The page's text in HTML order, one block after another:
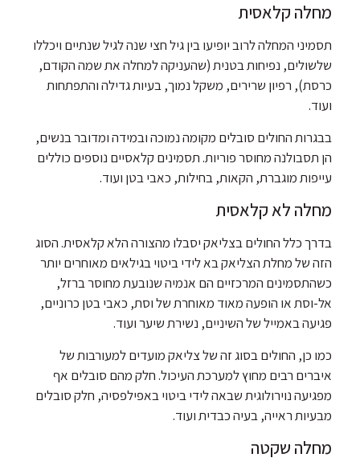
מחלה קלאסית
תסמיני המחלה לרוב יופיעו בין גיל חצי שנה לגיל שנתיים ויכללו
שלשולים, נפיחות בטנית (שהעניקה למחלה את שמה הקודם,
כרסת), רפיון שרירים, משקל נמוך, בעיות גדילה והתפתחות
ועוד.
בבגרות החולים סובלים מקומה נמוכה ובמידה ומדובר בנשים,
הן תסבולנה מחוסר פוריות. תסמינים קלאסיים נוספים כוללים
עייפות מוגברת, הקאות, בחילות, כאבי בטן ועוד.
מחלה לא קלאסית
בדרך כלל החולים בצליאק יסבלו מהצורה הלא קלאסית. הסוג
הזה של מחלת הצליאק בא לידי ביטוי בגילאים מאוחרים יותר
כשהתסמינים המרכזיים הם אנמיה שנובעת מחוסר ברזל,
אל-וסת או הופעה מאוד מאוחרת של וסת, כאבי בטן כרוניים,
פגיעה באמייל של השיניים, נשירת שיער ועוד.
כמו כן, החולים בסוג זה של צליאק מועדים למעורבות של
איברים רבים מחוץ למערכת העיכול. חלק מהם סובלים אף
מפגיעה נוירולוגית שבאה לידי ביטוי באפילפסיה, חלק סובלים
מבעיות ראייה, בעיה כבדית ועוד.
מחלה שקטה